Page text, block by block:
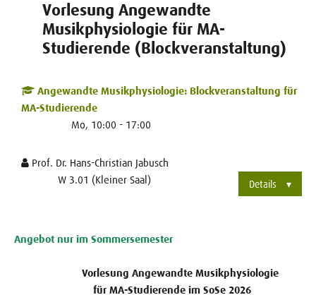
Vorlesung Angewandte
Musikphysiologie für MA-
Studierende (Blockveranstaltung)
Angewandte Musikphysiologie: Blockveranstaltung für
MA-Studierende
Mo, 10:00 - 17:00
Prof. Dr. Hans-Christian Jabusch
W 3.01 (Kleiner Saal)
Details
Angebot nur im Sommersemester
Vorlesung Angewandte Musikphysiologie
für MA-Studierende im SoSe 2026